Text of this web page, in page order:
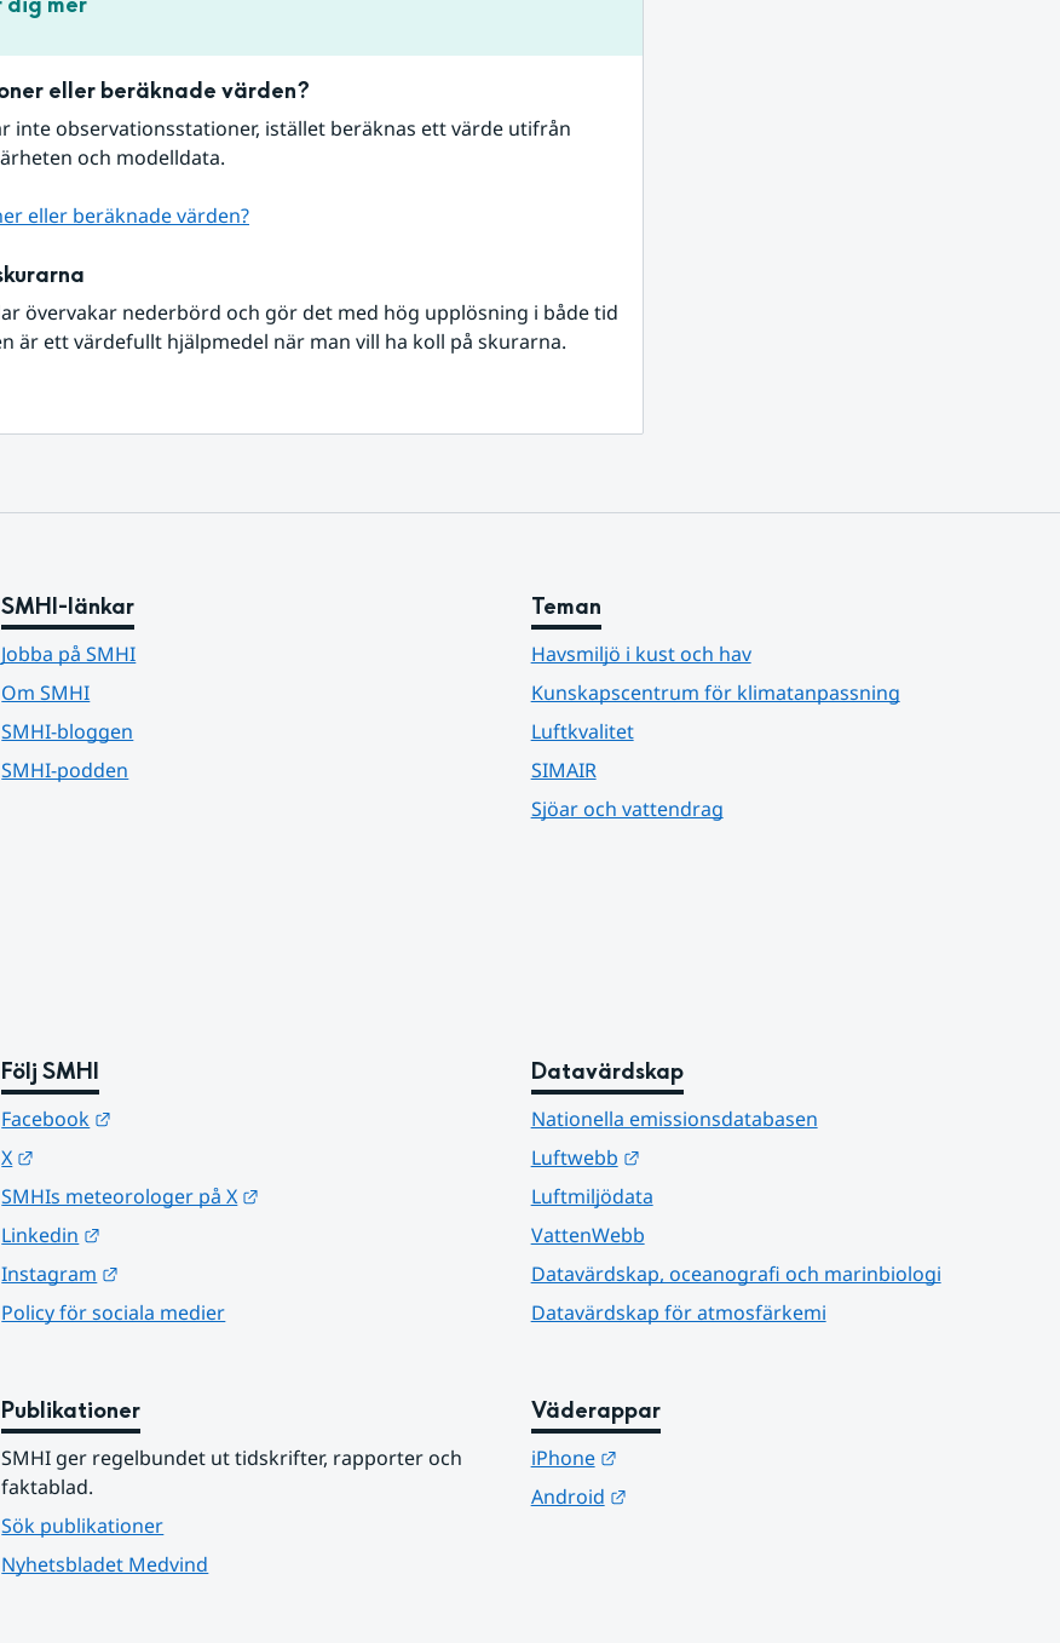
eller beräknade värden?
inte observationsstationer, istället beräknas ett värde utifrån
och modelldata.
eller beräknade värden?
övervakar nederbörd och gör det med hög upplösning i både tid
är ett värdefullt hjälpmedel när man vill ha koll på skurarna.
SMHI-länkar
Jobba på SMHI
Om SMHI
SMHI-bloggen
SMHI-podden
Teman
Havsmiljö i kust och hav
Kunskapscentrum för klimatanpassning
Luftkvalitet
SIMAIR
Sjöar och vattendrag
Följ SMHI
Facebook
X
SMHIs meteorologer på X
Linkedin
Instagram
Policy för sociala medier
Datavärdskap
Nationella emissionsdatabasen
Luftwebb
Länk till annan webbplats.
Luftmiljödata
VattenWebb
Datavärdskap, oceanografi och marinbiologi
Datavärdskap för atmosfärkemi
Publikationer
SMHI ger regelbundet ut tidskrifter, rapporter och
faktablad.
Sök publikationer
Nyhetsbladet Medvind
Väderappar
iPhone
Länk till annan webbplats.
Android
Länk till annan webbplats.